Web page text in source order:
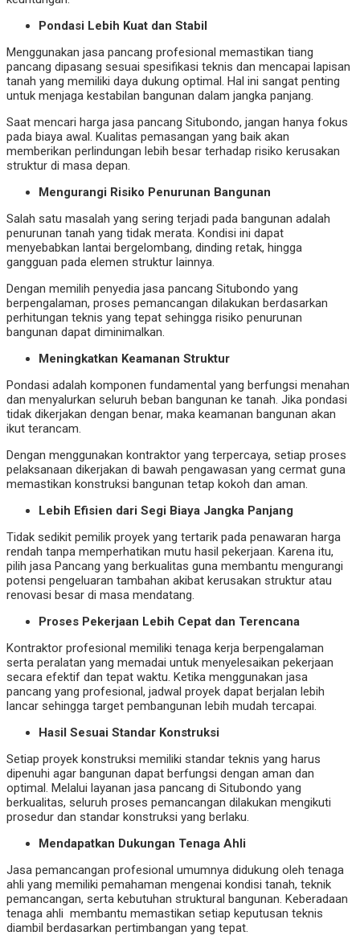
Pondasi Lebih Kuat dan Stabil
Menggunakan jasa pancang profesional memastikan tiang
pancang dipasang sesuai spesifikasi teknis dan mencapai lapisan
tanah yang memiliki daya dukung optimal. Hal ini sangat penting
untuk menjaga kestabilan bangunan dalam jangka panjang.
Saat mencari harga jasa pancang Situbondo, jangan hanya fokus
pada biaya awal. Kualitas pemasangan yang baik akan
memberikan perlindungan lebih besar terhadap risiko kerusakan
struktur di masa depan.
Mengurangi Risiko Penurunan Bangunan
Salah satu masalah yang sering terjadi pada bangunan adalah
penurunan tanah yang tidak merata. Kondisi ini dapat
menyebabkan lantai bergelombang, dinding retak, hingga
gangguan pada elemen struktur lainnya.
Dengan memilih penyedia jasa pancang Situbondo yang
berpengalaman, proses pemancangan dilakukan berdasarkan
perhitungan teknis yang tepat sehingga risiko penurunan
bangunan dapat diminimalkan.
Meningkatkan Keamanan Struktur
Pondasi adalah komponen fundamental yang berfungsi menahan
dan menyalurkan seluruh beban bangunan ke tanah. Jika pondasi
tidak dikerjakan dengan benar, maka keamanan bangunan akan
ikut terancam.
Dengan menggunakan kontraktor yang terpercaya, setiap proses
pelaksanaan dikerjakan di bawah pengawasan yang cermat guna
memastikan konstruksi bangunan tetap kokoh dan aman.
Lebih Efisien dari Segi Biaya Jangka Panjang
Tidak sedikit pemilik proyek yang tertarik pada penawaran harga
rendah tanpa memperhatikan mutu hasil pekerjaan. Karena itu,
pilih jasa Pancang yang berkualitas guna membantu mengurangi
potensi pengeluaran tambahan akibat kerusakan struktur atau
renovasi besar di masa mendatang.
Proses Pekerjaan Lebih Cepat dan Terencana
Kontraktor profesional memiliki tenaga kerja berpengalaman
serta peralatan yang memadai untuk menyelesaikan pekerjaan
secara efektif dan tepat waktu. Ketika menggunakan jasa
pancang yang profesional, jadwal proyek dapat berjalan lebih
lancar sehingga target pembangunan lebih mudah tercapai.
Hasil Sesuai Standar Konstruksi
Setiap proyek konstruksi memiliki standar teknis yang harus
dipenuhi agar bangunan dapat berfungsi dengan aman dan
optimal. Melalui layanan jasa pancang di Situbondo yang
berkualitas, seluruh proses pemancangan dilakukan mengikuti
prosedur dan standar konstruksi yang berlaku.
Mendapatkan Dukungan Tenaga Ahli
Jasa pemancangan profesional umumnya didukung oleh tenaga
ahli yang memiliki pemahaman mengenai kondisi tanah, teknik
pemancangan, serta kebutuhan struktural bangunan. Keberadaan
tenaga ahli membantu memastikan setiap keputusan teknis
diambil berdasarkan pertimbangan yang tepat.